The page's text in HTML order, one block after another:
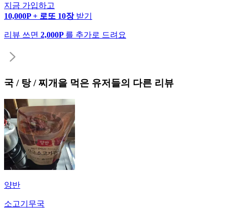
지금 가입하고
10,000P + 로또 10장 받기
리뷰 쓰면 2,000P 를 추가로 드려요
국 / 탕 / 찌개 을 먹은 유저들의 다른 리뷰
양반
소고기무국